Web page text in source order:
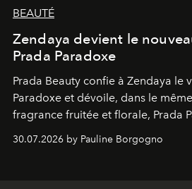
BEAUTÉ
Zendaya devient le
Prada Paradoxe
Prada Beauty confie à Zendaya le
Paradoxe et dévoile, dans le
fragrance fruitée et florale, Prada
Chemistry Eau de Parfum.
30.07.2026 by Pauline Borgogno